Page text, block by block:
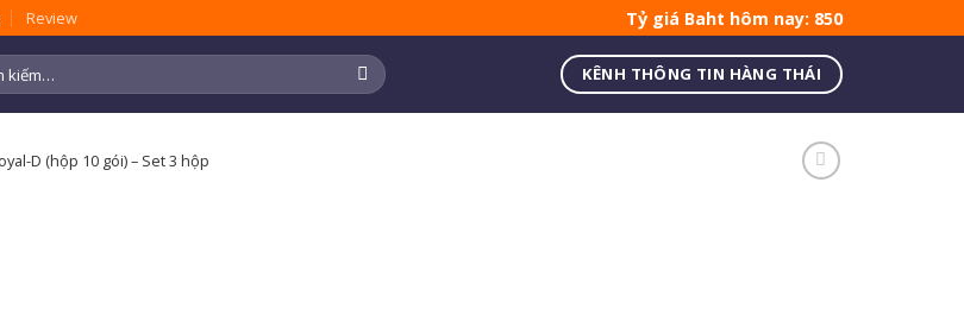
Review Tỷ giá Baht hôm nay: 850
KÊNH THÔNG TIN HÀNG THÁI
D (hộp 10 gói) – Set 3 hộp